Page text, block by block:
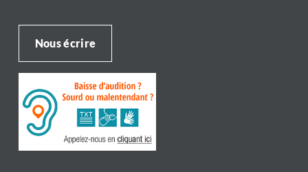
Nous écrire